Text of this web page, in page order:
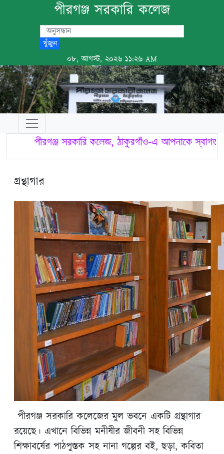
পীরগঞ্জ সরকারি কলেজ
খুঁজুন
০৮, আগস্ট, ২০২৬ ১১:২৬ AM
পীরগঞ্জ সরকারি কলেজ, ঠাকুরগাঁও-এ আপনাকে স্বাগতম
গ্রন্থাগার
পীরগঞ্জ সরকারি কলেজের মুল ভবনে একটি গ্রন্থাগার
রয়েছে। এখানে বিভিন্ন মনীষীর জীবনী সহ বিভিন্ন
শিক্ষাবর্ষের পাঠপুস্তক সহ নানা গল্পের বই, ছড়া, কবিতা